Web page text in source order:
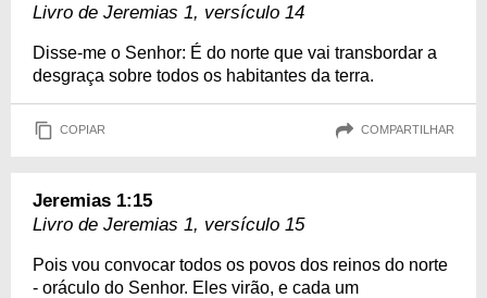
Livro de Jeremias 1, versículo 14
Disse-me o Senhor: É do norte que vai transbordar a
desgraça sobre todos os habitantes da terra.
COPIAR COMPARTILHAR
Jeremias 1:15
Livro de Jeremias 1, versículo 15
Pois vou convocar todos os povos dos reinos do norte
- oráculo do Senhor. Eles virão, e cada um